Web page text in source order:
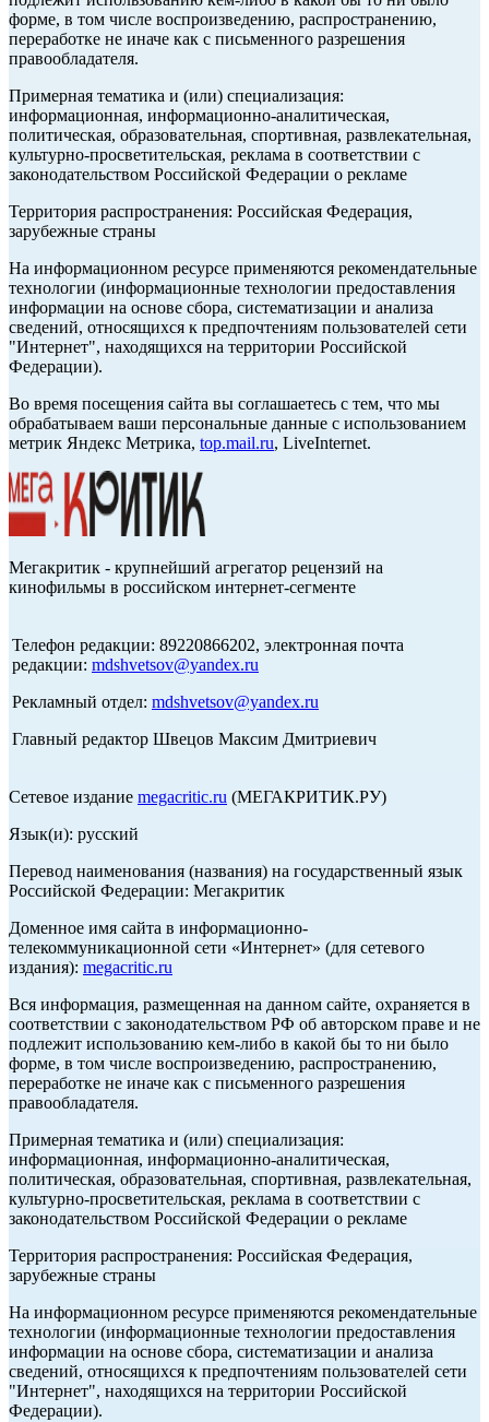
форме, в том числе воспроизведению, распространению,
переработке не иначе как с письменного разрешения
правообладателя.
Примерная тематика и (или) специализация:
информационная, информационно-аналитическая,
политическая, образовательная, спортивная, развлекательная,
культурно-просветительская, реклама в соответствии с
законодательством Российской Федерации о рекламе
Территория распространения: Российская Федерация,
зарубежные страны
На информационном ресурсе применяются рекомендательные
технологии (информационные технологии предоставления
информации на основе сбора, систематизации и анализа
сведений, относящихся к предпочтениям пользователей сети
"Интернет", находящихся на территории Российской
Федерации).
Во время посещения сайта вы соглашаетесь с тем, что мы
обрабатываем ваши персональные данные с использованием
метрик Яндекс Метрика, top.mail.ru, LiveInternet.
Мегакритик - крупнейший агрегатор рецензий на
кинофильмы в российском интернет-сегменте
Телефон редакции: 89220866202, электронная почта
редакции: mdshvetsov@yandex.ru
Рекламный отдел: mdshvetsov@yandex.ru
Главный редактор Швецов Максим Дмитриевич
Сетевое издание megacritic.ru (МЕГАКРИТИК.РУ)
Язык(и): русский
Перевод наименования (названия) на государственный язык
Российской Федерации: Мегакритик
Доменное имя сайта в информационно-
телекоммуникационной сети «Интернет» (для сетевого
издания): megacritic.ru
Вся информация, размещенная на данном сайте, охраняется в
соответствии с законодательством РФ об авторском праве и не
подлежит использованию кем-либо в какой бы то ни было
форме, в том числе воспроизведению, распространению,
переработке не иначе как с письменного разрешения
правообладателя.
Примерная тематика и (или) специализация:
информационная, информационно-аналитическая,
политическая, образовательная, спортивная, развлекательная,
культурно-просветительская, реклама в соответствии с
законодательством Российской Федерации о рекламе
Территория распространения: Российская Федерация,
зарубежные страны
На информационном ресурсе применяются рекомендательные
технологии (информационные технологии предоставления
информации на основе сбора, систематизации и анализа
сведений, относящихся к предпочтениям пользователей сети
"Интернет", находящихся на территории Российской
Федерации).